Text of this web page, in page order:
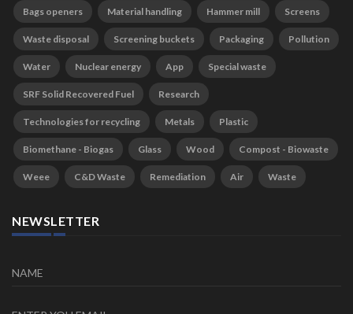
Bags openers Material handling Hammer mill Screens
Waste disposal Screening buckets Packaging Pollution
Water Nuclear energy App Special waste
SRF Solid Recovered Fuel Research
Technologies for recycling Metals Plastic
Biomethane - Biogas Glass Wood Compost - Biowaste
Weee C&D Waste Remediation Air Waste
NEWSLETTER